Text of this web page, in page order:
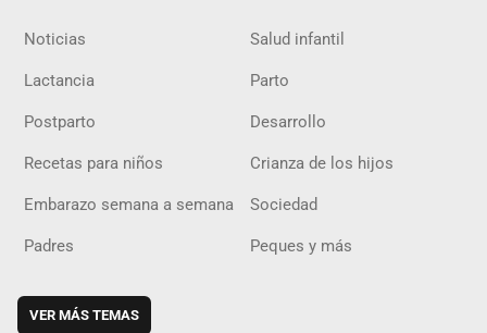
Noticias Salud infantil
Lactancia Parto
Postparto Desarrollo
Recetas para niños Crianza de los hijos
Embarazo semana a semana Sociedad
Padres Peques y más
VER MÁS TEMAS